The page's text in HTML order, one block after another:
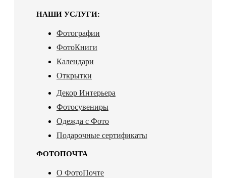
НАШИ УСЛУГИ:
Фотографии
ФотоКниги
Календари
Открытки
Декор Интерьера
Фотосувениры
Одежда с Фото
Подарочные сертификаты
ФОТОПОЧТА
О ФотоПочте